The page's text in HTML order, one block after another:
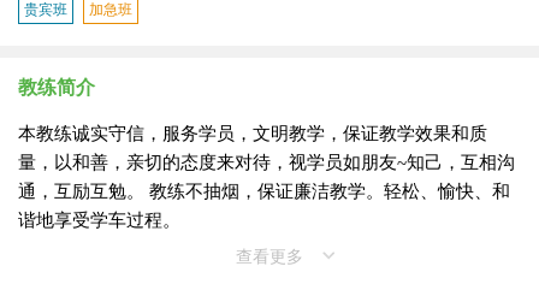
贵宾班 加急班
教练简介
本教练诚实守信，服务学员，文明教学，保证教学效果和质
量，以和善，亲切的态度来对待，视学员如朋友~知己，互相沟
通，互励互勉。 教练不抽烟，保证廉洁教学。轻松、愉快、和
谐地享受学车过程。
查看更多